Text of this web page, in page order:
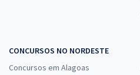
CONCURSOS NO NORDESTE
Concursos em Alagoas